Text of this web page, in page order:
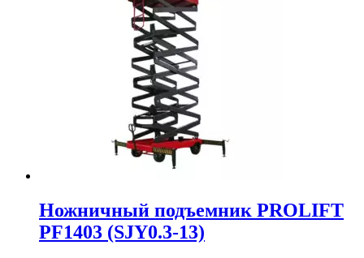
Ножничный подъемник PROLIFT
PF1403 (SJY0.3-13)